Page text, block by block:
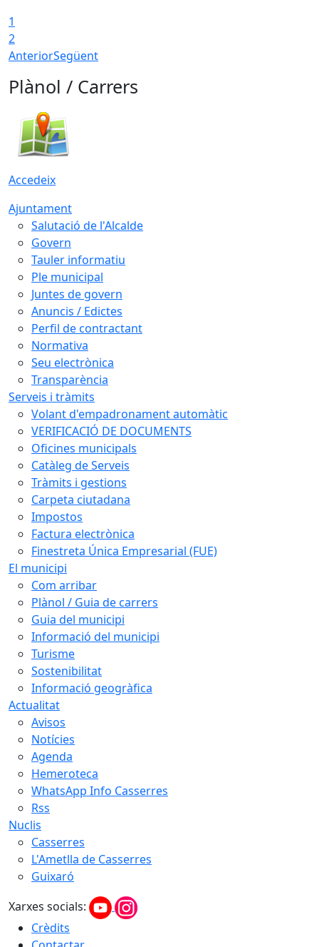
1
2
AnteriorSegüent
Plànol / Carrers
Accedeix
Ajuntament
Salutació de l'Alcalde
Govern
Tauler informatiu
Ple municipal
Juntes de govern
Anuncis / Edictes
Perfil de contractant
Normativa
Seu electrònica
Transparència
Serveis i tràmits
Volant d'empadronament automàtic
VERIFICACIÓ DE DOCUMENTS
Oficines municipals
Catàleg de Serveis
Tràmits i gestions
Carpeta ciutadana
Impostos
Factura electrònica
Finestreta Única Empresarial (FUE)
El municipi
Com arribar
Plànol / Guia de carrers
Guia del municipi
Informació del municipi
Turisme
Sostenibilitat
Informació geogràfica
Actualitat
Avisos
Notícies
Agenda
Hemeroteca
WhatsApp Info Casserres
Rss
Nuclis
Casserres
L'Ametlla de Casserres
Guixaró
Xarxes socials:
Crèdits